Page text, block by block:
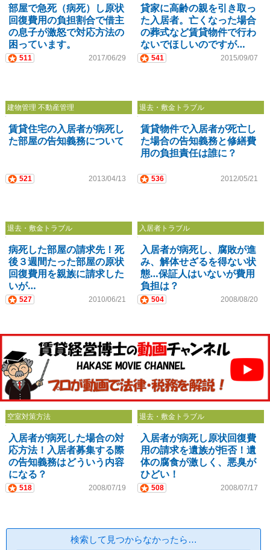
部屋で急死（病死）し原状
回復費用の負担割合で借主
の息子が激怒で対応方法の
困っています。
511 2017/06/29
貸家に高齢の親を引き取っ
た入居者。亡くなった場合
の葬式など賃貸物件で行わ
ないでほしいのですが…
541 2015/09/07
建物管理 不動産管理
賃貸住宅の入居者が病死し
た部屋の告知義務について
521 2013/04/13
退去・敷金トラブル
賃貸物件で入居者が死亡し
た場合の告知義務と修繕費
用の負担責任は誰に？
536 2012/05/21
退去・敷金トラブル
病死した部屋の請求先！死
後３週間たった部屋の原状
回復費用を親族に請求した
いが…
527 2010/06/21
入居者トラブル
入居者が病死し、腐敗が進
み、解体せざるを得ない状
態…保証人はいないが費用
負担は？
504 2008/08/20
空室対策方法
入居者が病死した場合の対
応方法！入居者募集する際
の告知義務はどういう内容
になる？
518 2008/07/19
退去・敷金トラブル
入居者が病死し原状回復費
用の請求を遺族が拒否！遺
体の腐食が激しく、悪臭が
ひどい！
508 2008/07/17
検索して見つからなかったら…